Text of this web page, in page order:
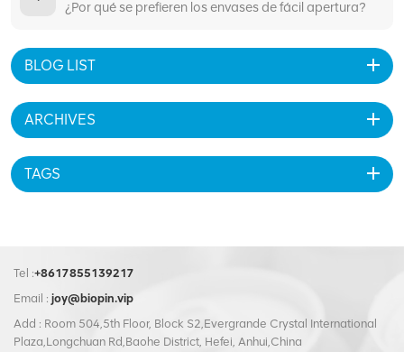
¿Por qué se prefieren los envases de fácil apertura?
BLOG LIST
ARCHIVES
TAGS
Tel :+8617855139217
Email : joy@biopin.vip
Add : Room 504,5th Floor, Block S2,Evergrande Crystal International
Plaza,Longchuan Rd,Baohe District, Hefei, Anhui,China